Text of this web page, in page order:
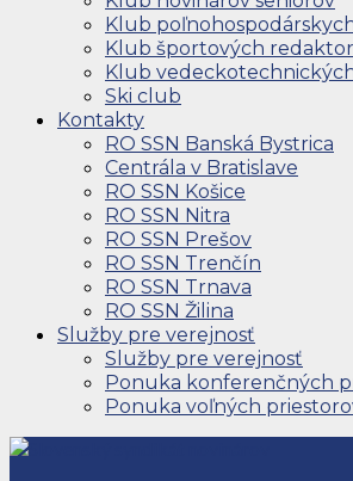
Klub
Klub športových
Klub
Ski club
Kontakty
RO SSN Banská Bystrica
Centrála v Bratislave
RO SSN Košice
RO SSN Nitra
RO SSN Prešov
RO SSN Trenčín
RO SSN Trnava
RO SSN Žilina
Služby pre verejnosť
Služby pre verejnosť
Ponuka konferenčných
Ponuka voľných